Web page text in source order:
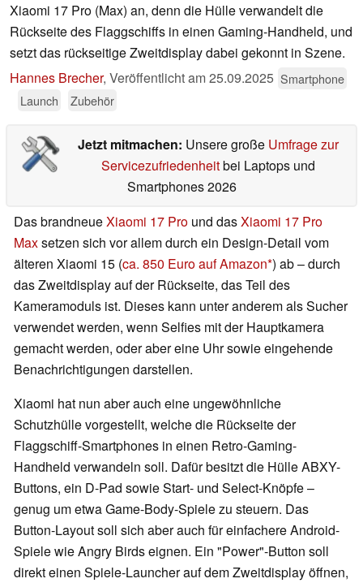
Xiaomi 17 Pro (Max) an, denn die Hülle verwandelt die
Rückseite des Flaggschiffs in einen Gaming-Handheld, und
setzt das rückseitige Zweitdisplay dabei gekonnt in Szene.
Hannes Brecher, Veröffentlicht am25.09.2025 Smartphone
Launch
Zubehör
Jetzt mitmachen: Unsere große Umfrage zur
Servicezufriedenheitbei Laptops und
Smartphones 2026
Das brandneueXiaomi 17 Pro und dasXiaomi 17 Pro
Maxsetzen sich vor allem durch ein Design-Detail vom
älteren Xiaomi 15 (ca. 850 Euro auf Amazon ) ab – durch
das Zweitdisplay auf der Rückseite, das Teil des
Kameramoduls ist. Dieses kann unter anderem als Sucher
verwendet werden, wenn Selfies mit der Hauptkamera
gemacht werden, oder aber eine Uhr sowie eingehende
Benachrichtigungen darstellen.
Xiaomi hat nun aber auch eine ungewöhnliche
Schutzhülle vorgestellt, welche die Rückseite der
Flaggschiff-Smartphones in einen Retro-Gaming-
Handheld verwandeln soll. Dafür besitzt die Hülle ABXY-
Buttons, ein D-Pad sowie Start- und Select-Knöpfe –
genug um etwa Game-Body-Spiele zu steuern. Das
Button-Layout soll sich aber auch für einfachere Android-
Spiele wie Angry Birds eignen. Ein "Power"-Button soll
direkt einen Spiele-Launcher auf dem Zweitdisplay öffnen,